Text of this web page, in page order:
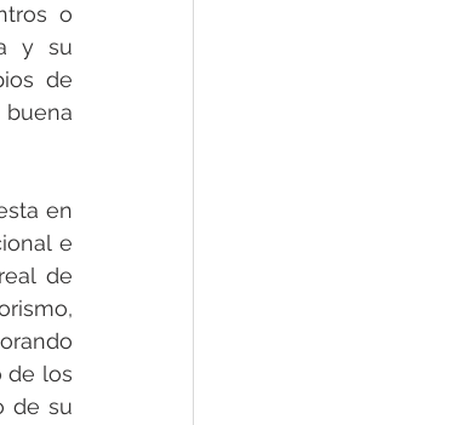
o
y su
de
en
e
de
de los
de su